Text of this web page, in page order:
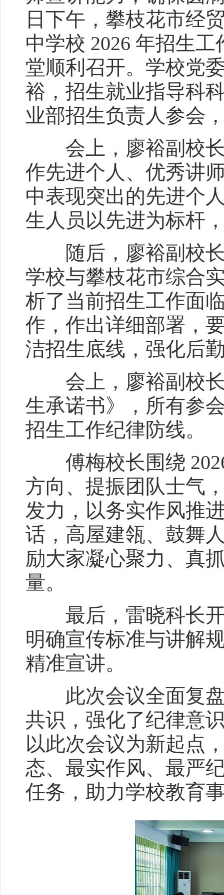
日下午，攀枝花市经
中学校 2026 年招生
堂顺利召开。学校党
裕，招生就业指导科
业部招生负责人参会
会上，廖裕副校长
作先进个人、优秀讲
中表现突出的先进个
生人员以先进为标杆
随后，廖裕副校长
学校与攀枝花市综合
析了当前招生工作面
作，作出详细部署，
洁招生底线，强化后
会上，廖裕副校长
生承诺书》，所有参
招生工作纪律防线。
傅梅校长围绕 2026
方向、提振团队士气
发力，以务实作风推
话，高屋建瓴、鼓舞
励大家凝心聚力、真
量。
最后，雷晓科长开
明确宣传标准与讲解
精准宣讲。
此次会议全面复盘
共识，强化了纪律意
以此次会议为新起点
态、最实作风、最严
任务，助力学校教育